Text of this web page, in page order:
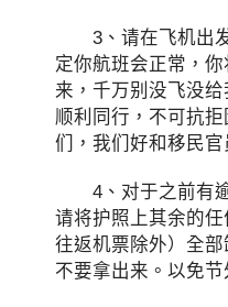
3、请在飞机出发
定你航班会正常，
来，千万别没飞没
顺利同行，不可抗
们，我们好和移民官
4、对于之前有逾
请将护照上其余的
往返机票除外）全部
不要拿出来。以免节